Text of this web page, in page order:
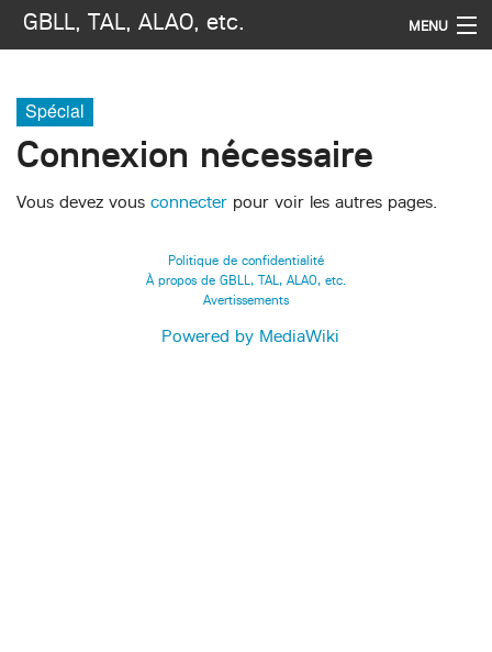
GBLL, TAL, ALAO, etc. MENU
Rechercher
Spécial
Connexion nécessaire
Vous devez vous connecter pour voir les autres pages.
Politique de confidentialité
À propos de GBLL, TAL, ALAO, etc.
Avertissements
Powered by MediaWiki